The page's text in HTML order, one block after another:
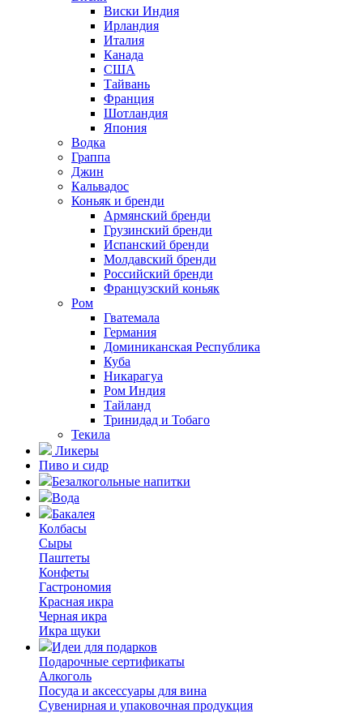
Виски Индия
Ирландия
Италия
Канада
США
Тайвань
Франция
Шотландия
Япония
Водка
Граппа
Джин
Кальвадос
Коньяк и бренди
Армянский бренди
Грузинский бренди
Испанский бренди
Молдавский бренди
Российский бренди
Французский коньяк
Ром
Гватемала
Германия
Доминиканская Республика
Куба
Никарагуа
Ром Индия
Тайланд
Тринидад и Тобаго
Текила
Ликеры
Пиво и сидр
Безалкогольные напитки
Вода
Бакалея
Колбасы
Сыры
Паштеты
Конфеты
Гастрономия
Красная икра
Черная икра
Икра щуки
Идеи для подарков
Подарочные сертификаты
Алкоголь
Посуда и аксессуары для вина
Сувенирная и упаковочная продукция